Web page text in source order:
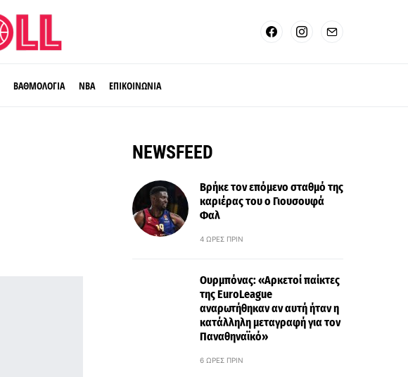
ΒΑΘΜΟΛΟΓΙΑ ΝΒΑ ΕΠΙΚΟΙΝΩΝΙΑ
NEWSFEED
Βρήκε τον επόμενο σταθμό της
καριέρας του ο Γιουσουφά
Φαλ
4 ΏΡΕΣ ΠΡΙΝ
Ουρμπόνας: «Αρκετοί παίκτες
της EuroLeague
αναρωτήθηκαν αν αυτή ήταν η
κατάλληλη μεταγραφή για τον
Παναθηναϊκό»
6 ΏΡΕΣ ΠΡΙΝ